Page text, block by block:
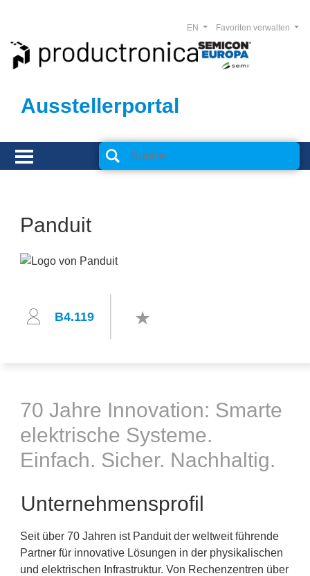
Ausstellerportal
Favoriten verwalten
EN
Panduit
B4.119
70 Jahre Innovation: Smarte
elektrische Systeme.
Einfach. Sicher. Nachhaltig.
Unternehmensprofil
Seit über 70 Jahren ist Panduit der weltweit führende
Partner für innovative Lösungen in der physikalischen
und elektrischen Infrastruktur. Von Rechenzentren über